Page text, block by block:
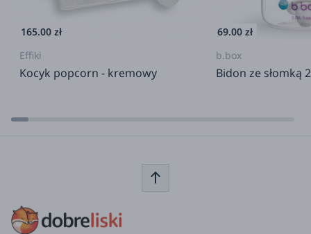
165.00 zł
Effiki
Kocyk popcorn - kremowy
69.00 zł
b.box
Bidon ze słomką